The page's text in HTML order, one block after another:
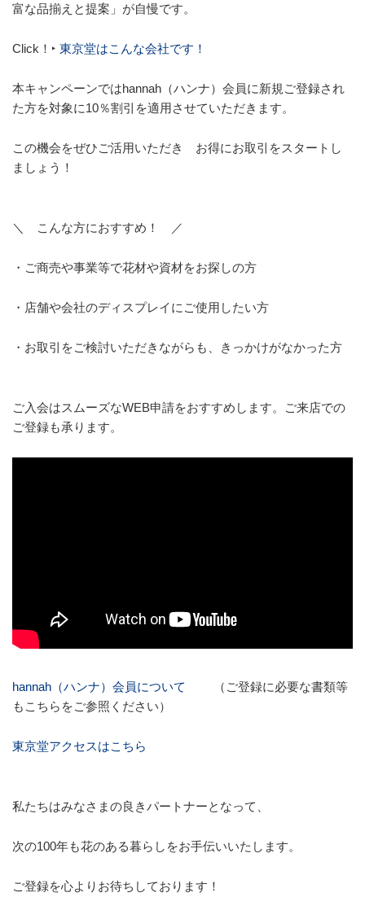
富な品揃えと提案」が自慢です。
Click！‣ 東京堂はこんな会社です！
本キャンペーンではhannah（ハンナ）会員に新規 ご登録され
た方を対象に10％割引を適用させていただきます。
この機会をぜひご活用いただき お得にお取引をスタートし
ましょう！
＼ こんな方におすすめ！ ／
・ご商売や事業等で花材や資材をお探しの方
・店舗や会社のディスプレイにご使用したい方
・お取引をご検討いただきながらも、きっかけがなかった方
ご入会はスムーズなWEB申請をおすすめします。ご来店での
ご登録も承ります。
hannah（ハンナ）会員について
（ご登録に必要な書類等
もこちらをご参照ください）
東京堂アクセスはこちら
私たちはみなさまの良きパートナーとなって、
次の100年も花のある暮らしをお手伝いいたします。
ご登録を心よりお待ちしております！